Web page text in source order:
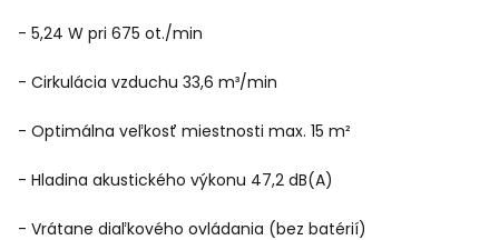
- 5,24 W pri 675 ot./min
- Cirkulácia vzduchu 33,6 m³/min
- Optimálna veľkosť miestnosti max. 15 m²
- Hladina akustického výkonu 47,2 dB(A)
- Vrátane diaľkového ovládania (bez batérií)